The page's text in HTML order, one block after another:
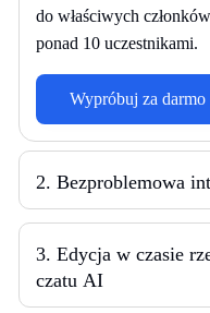
do właściwych
ponad 10 uczestnikami.
Wypróbuj za darmo
2. Bezproblemowa
3. Edycja w czasie
czatu AI